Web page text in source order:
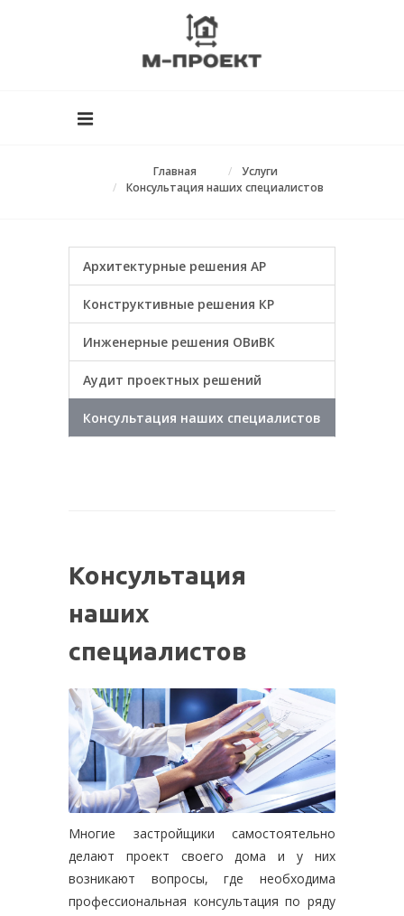
Главная
Услуги
Консультация наших специалистов
Архитектурные решения АР
Конструктивные решения КР
Инженерные решения ОВиВК
Аудит проектных решений
Консультация наших специалистов
Консультация
наших
специалистов
Многие застройщики самостоятельно
делают проект своего дома и у них
возникают вопросы, где необходима
профессиональная консультация по ряду